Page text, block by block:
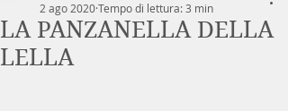
LA PANZANELLA DELLA
LELLA
2 ago 2020Tempo di lettura: 3 min